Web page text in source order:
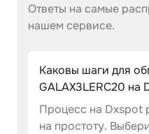
Ответы на самые
нашем сервисе.
Каковы шаги для
GALAX3LERC20 на
Процесс на Dxspot
на простоту.